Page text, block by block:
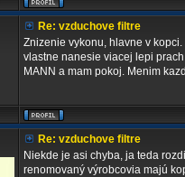
Re: vzduchove filtre
Znizenie vykonu, hlavne v
vlastne nanesie viacej lepi
MANN a mam pokoj. Menim
Re: vzduchove filtre
Niekde je asi chyba, ja teda
renomovaný výrobcovia majú